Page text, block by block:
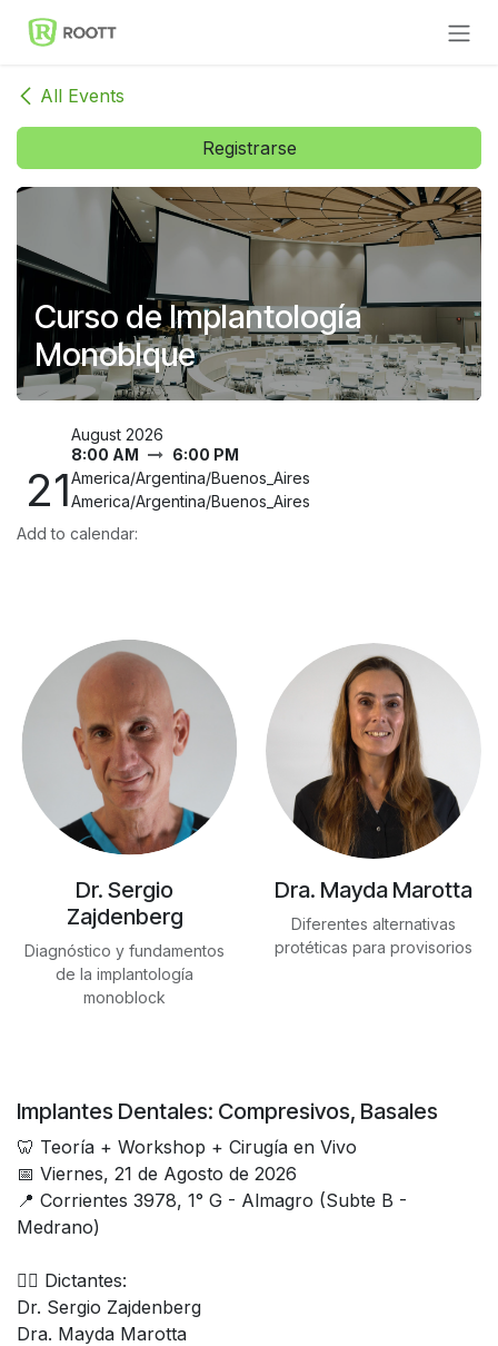
Skip to Content
All Events
Registrarse
Curso de Implantología
Monoblque
21
August 2026
8:00 AM
6:00 PM
America/Argentina/Buenos_Aires
America/Argentina/Buenos_Aires
Add to calendar:
Dr. Sergio
Zajdenberg
Diagnóstico y fundamentos
de la implantología
monoblock
Dra. Mayda Marotta
Diferentes alternativas
protéticas para provisorios
Implantes Dentales: Compresivos, Basales
🦷 Teoría + Workshop + Cirugía en Vivo
📅 Viernes, 21 de Agosto de 2026
📍 Corrientes 3978, 1° G - Almagro (Subte B -
Medrano)
👨‍⚕️ Dictantes:
Dr. Sergio Zajdenberg
Dra. Mayda Marotta